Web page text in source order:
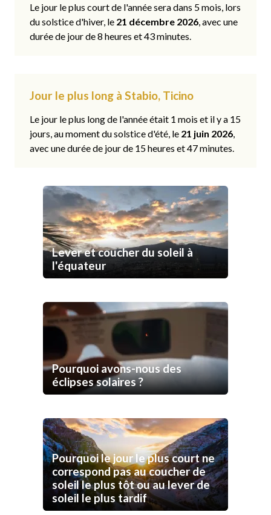
Le jour le plus court de l'année sera dans 5 mois, lors
du solstice d'hiver, le 21 décembre 2026, avec une
durée de jour de 8 heures et 43 minutes.
Jour le plus long à Stabio, Ticino
Le jour le plus long de l'année était 1 mois et il y a 15
jours, au moment du solstice d'été, le 21 juin 2026,
avec une durée de jour de 15 heures et 47 minutes.
Lever et coucher du soleil à
l'équateur
Pourquoi avons-nous des
éclipses solaires ?
Pourquoi le jour le plus court ne
correspond pas au coucher de
soleil le plus tôt ou au lever de
soleil le plus tardif